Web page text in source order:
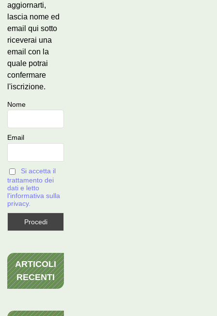
aggiornarti,
lascia nome ed
email qui sotto
riceverai una
email con la
quale potrai
confermare
l'iscrizione.
Nome
Email
Si accetta il
trattamento dei
dati e letto
l'informativa sulla
privacy.
ARTICOLI
RECENTI